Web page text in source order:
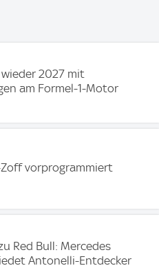
2027 mit
am Formel-1-Motor
vorprogrammiert
Red Bull: Mercedes
Antonelli-Entdecker